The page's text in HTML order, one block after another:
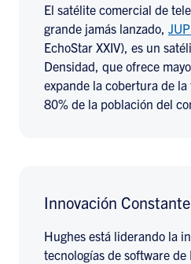
El satélite comercial de
grande jamás lanzado,
EchoStar XXIV), es un
Densidad, que ofrece
expande la cobertura de
80% de la población del
Innovación Constante
Hughes está liderando la
tecnologías de software